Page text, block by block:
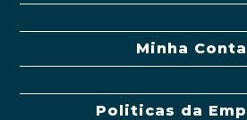
Minha Conta
Politicas da